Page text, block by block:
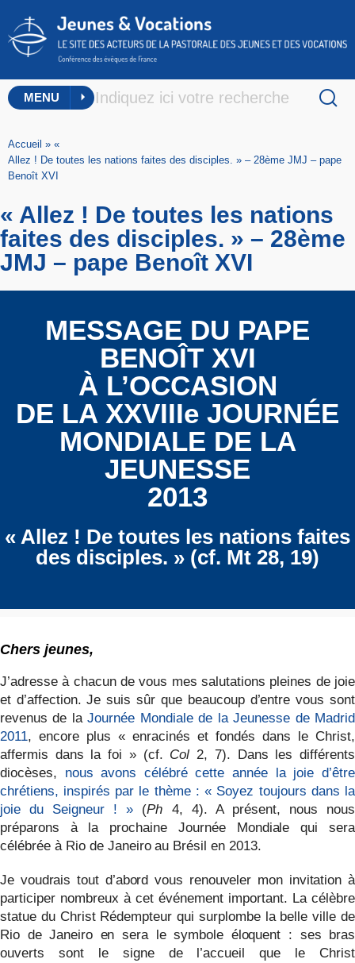
MENU
Accueil » «
Allez ! De toutes les nations faites des disciples. » – 28ème JMJ – pape
Benoît XVI
« Allez ! De toutes les nations
faites des disciples. » – 28ème
JMJ – pape Benoît XVI
MESSAGE DU PAPE
BENOÎT XVI
À L’OCCASION
DE LA XXVIIIe JOURNÉE
MONDIALE DE LA
JEUNESSE
2013
« Allez ! De toutes les nations faites
des disciples. » (cf. Mt 28, 19)
Chers jeunes,
J’adresse à chacun de vous mes salutations pleines de joie
et d’affection. Je suis sûr que beaucoup d’entre vous sont
revenus de laJournée Mondiale de la Jeunesse de Madrid
2011, encore plus « enracinés et fondés dans le Christ,
affermis dans la foi » (cf. Col 2, 7). Dans les différents
diocèses, nous avons célébré cette année la joie d’être
chrétiens, inspirés par le thème : « Soyez toujours dans la
joie du Seigneur ! » (Ph 4, 4). A présent, nous nous
préparons à la prochaine Journée Mondiale qui sera
célébrée à Rio de Janeiro au Brésil en 2013.
Je voudrais tout d’abord vous renouveler mon invitation à
participer nombreux à cet événement important. La célèbre
statue du Christ Rédempteur qui surplombe la belle ville de
Rio de Janeiro en sera le symbole éloquent : ses bras
ouverts sont le signe de l’accueil que le Christ